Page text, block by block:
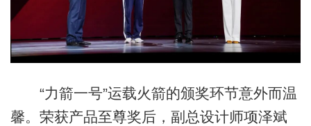
“力箭一号”运载火箭的颁奖环节意外而温
馨。荣获产品至尊奖后，副总设计师项泽斌